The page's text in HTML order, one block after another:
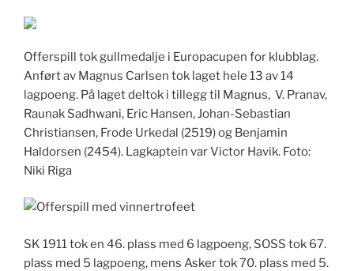
Offerspill tok gullmedalje i Europacupen for klubblag.
Anført av Magnus Carlsen tok laget hele 13 av 14
lagpoeng. På laget deltok i tillegg til Magnus, V. Pranav,
Raunak Sadhwani, Eric Hansen, Johan-Sebastian
Christiansen, Frode Urkedal (2519) og Benjamin
Haldorsen (2454). Lagkaptein var Victor Havik. Foto:
Niki Riga
SK 1911 tok en 46. plass med 6 lagpoeng, SOSS tok 67.
plass med 5 lagpoeng, mens Asker tok 70. plass med 5.